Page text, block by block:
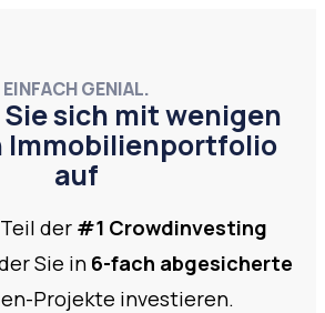
EINFACH GENIAL.
sich mit wenigen
Immobilienportfolio
auf
der #1 Crowdinvesting
Sie in 6-fach abgesicherte
Projekte investieren.